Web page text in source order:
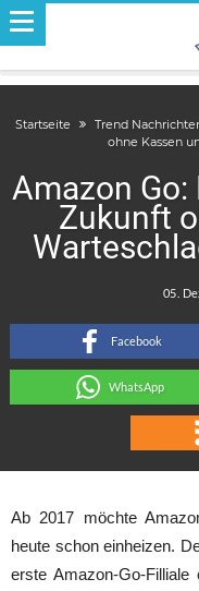
Startseite Trend
ohne Kassen
Amazon
Zukunft
Facebook
WhatsApp
Ab 2017 möchte
heute schon einheizen.
erste Amazon-Go-